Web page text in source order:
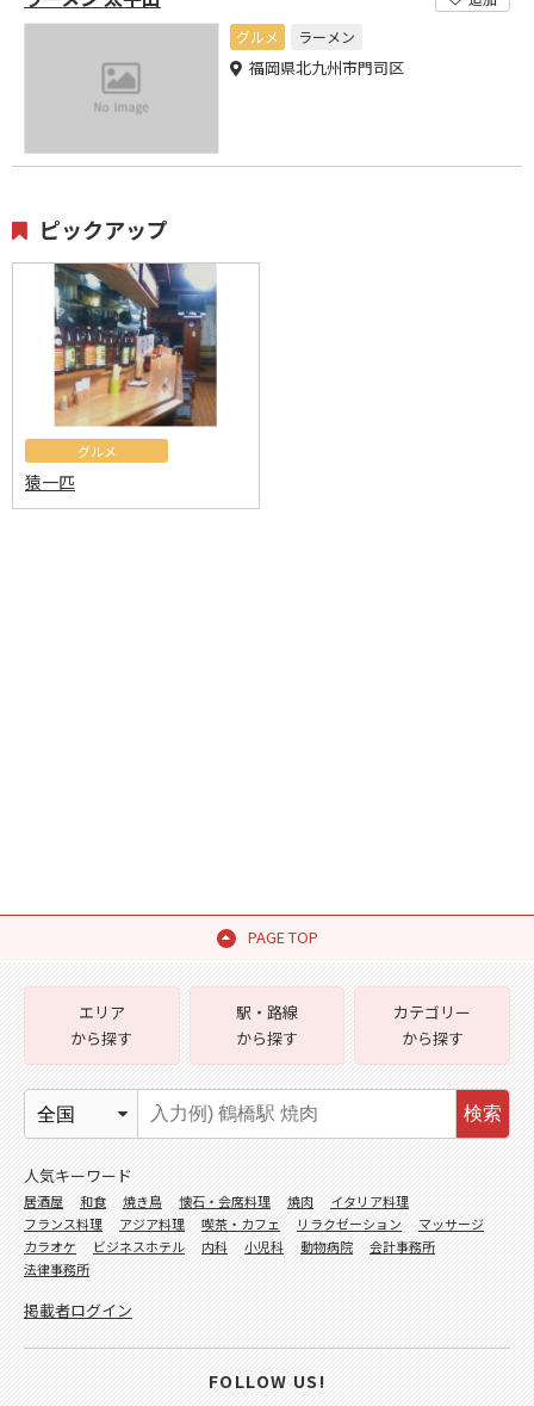
グルメ
ラーメン
福岡県北九州市門司区
ピックアップ
グルメ
猿一匹
PAGE TOP
エリア
から探す
駅・路線
から探す
カテゴリー
から探す
検索
人気キーワード
居酒屋 和食 焼き鳥 懐石・会席料理 焼肉
イタリア料理
フランス料理
アジア料理 喫茶・カフェ リラクゼーション
マッサージ
カラオケ
ビジネスホテル 内科 小児科 動物病院
会計事務所
法律事務所
掲載者ログイン
FOLLOW US!